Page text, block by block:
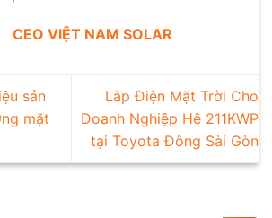
CEO VIỆT NAM SOLAR
sản
mặt
Lắp Điện Mặt Trời Cho
Doanh Nghiệp Hệ 211KWP
tại Toyota Đông Sài Gòn